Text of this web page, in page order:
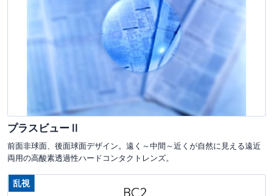
プラスビューⅡ
前面非球面、後面球面デザイン。遠く～中間～近くが自然に見える遠近
両用の高酸素透過性ハードコンタクトレンズ。
乱視